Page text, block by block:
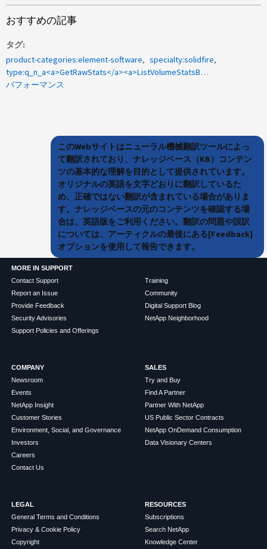
おすすめの記事
タグ
product-categories:element-software
specialty:solidfire
type:q_n_a<a>GetRawStats</a><a>ListVolumeStatsByVolume</a>
パフォーマンス
このWebサイトはニューラル機械翻訳ツールによっ
て翻訳されており、ナレッジベース（KB）コンテン
ツの基本的な理解を目的として提供されています。
オリジナルの英語を文字どおりに翻訳しているた
め、正確ではない翻訳が含まれている場合がありま
す。ナレッジベースの元のコンテンツを確認する場
合は、英語版をご利用ください。翻訳の問題や誤訳
については、アーティクルの最後にある[Feedback]
オプションを使用して報告できます。
MORE IN SUPPORT
Contact Support
Report an Issue
Provide Feedback
Security Advisories
Support Policies and Offerings
Training
Community
Digital Support Blog
NetApp Neighborhood
COMPANY
Newsroom
Events
NetApp Insight
Customer Stories
Environment, Social, and Governance
Investors
Careers
Contact Us
SALES
Try and Buy
Find A Partner
Partner With NetApp
US Public Sector Contracts
NetApp OnDemand Consumption
Data Visionary Centers
LEGAL
General Terms and Conditions
Privacy & Cookie Policy
Copyright
RESOURCES
Subscriptions
Search NetApp
Knowledge Center